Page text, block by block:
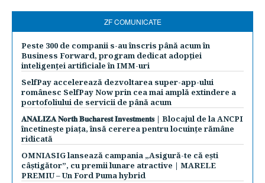
ZF COMUNICATE
Peste 300 de companii s-au înscris până acum în
Business Forward, program dedicat adopției
inteligenței artificiale în IMM-uri
SelfPay accelerează dezvoltarea super-app-ului
românesc SelfPay Now prin cea mai amplă extindere a
portofoliului de servicii de până acum
𝐀𝐍𝐀𝐋𝐈𝐙𝐀 𝐍𝐨𝐫𝐭𝐡 𝐁𝐮𝐜𝐡𝐚𝐫𝐞𝐬𝐭 𝐈𝐧𝐯𝐞𝐬𝐭𝐦𝐞𝐧𝐭𝐬 | Blocajul de la ANCPI
încetinește piața, însă cererea pentru locuințe rămâne
ridicată
OMNIASIG lansează campania „Asigură-te că ești
câștigător”, cu premii lunare atractive | MARELE
PREMIU – Un Ford Puma hybrid